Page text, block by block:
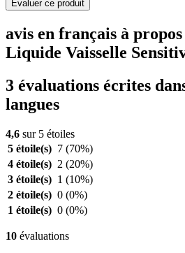
Evaluer ce produit
avis en français à
Liquide Vaisselle
3 évaluations écrites
langues
4,6 sur 5 étoiles
5 étoile(s) 7 (70%)
4 étoile(s) 2 (20%)
3 étoile(s) 1 (10%)
2 étoile(s) 0 (0%)
1 étoile(s) 0 (0%)
10 évaluations